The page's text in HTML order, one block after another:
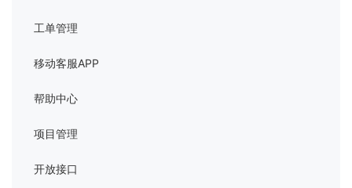
工单管理
移动客服APP
帮助中心
项目管理
开放接口